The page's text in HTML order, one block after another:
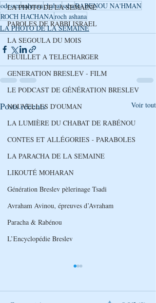
LA PHOTO DE LA SEMAINE
PAROLES DE RABBI ISRAEL
LA SEGOULA DU MOIS
FEUILLET A TELECHARGER
GENERATION BRESLEV - FILM
LE PODCAST DE GÉNÉRATION BRESLEV
NOUVELLES D'OUMAN
LA LUMIÈRE DU CHABAT DE RABÉNOU
CONTES ET ALLÉGORIES - PARABOLES
LA PARACHA DE LA SEMAINE
LIKOUTÉ MOHARAN
Génération Breslev pèlerinage Tsadi
Avraham Avinou, épreuves d’Avraham
Paracha & Rabénou
L’Encyclopédie Breslev
odessernahmanchabatsabaRABENOU NA'HMAN
ROCH HACHANAroch ashana
LA PHOTO DE LA SEMAINE
Posts récents Voir tout